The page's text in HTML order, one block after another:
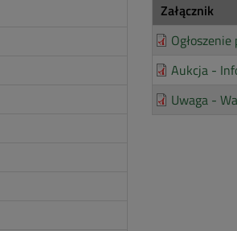
Załącznik
Aukcja -
Uwaga -